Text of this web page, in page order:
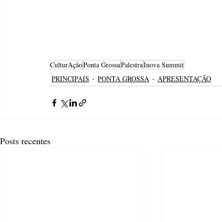
CulturAçãoPonta GrossaPalestraInova Summit
PRINCIPAIS
PONTA GROSSA APRESENTAÇÃO
Posts recentes